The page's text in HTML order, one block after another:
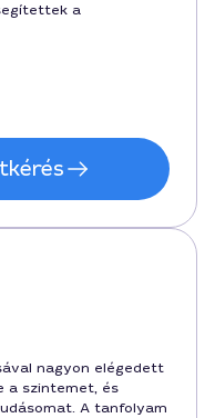
a
nagyon elégedett
a szintemet, és
A tanfolyam